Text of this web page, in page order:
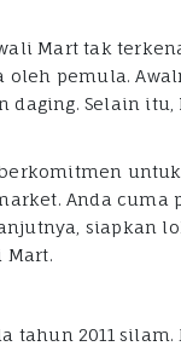
Mart tak
oleh pemula.
daging. Selain
Anda
siapkan
Mart.
tahun 2011